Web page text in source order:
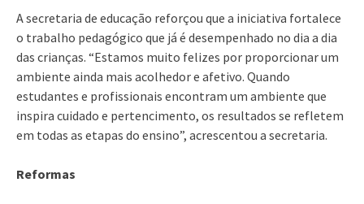
A secretaria de educação reforçou que a iniciativa fortalece
o trabalho pedagógico que já é desempenhado no dia a dia
das crianças. “Estamos muito felizes por proporcionar um
ambiente ainda mais acolhedor e afetivo. Quando
estudantes e profissionais encontram um ambiente que
inspira cuidado e pertencimento, os resultados se refletem
em todas as etapas do ensino”, acrescentou a secretaria.
Reformas